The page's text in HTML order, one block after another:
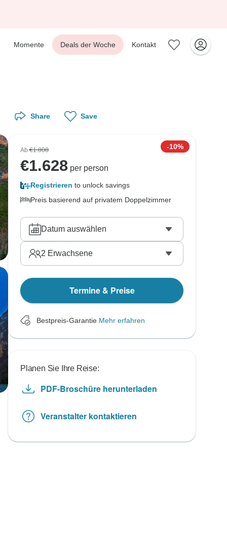
Momente Deals der Woche Kontakt
Share Save
Ab€1.808 -10%
€1.628 per person
Registrieren to unlock savings
Preis basierend auf privatem Doppelzimmer
Datum auswählen
2 Erwachsene
Termine & Preise
Bestpreis-Garantie Mehr erfahren
Planen Sie Ihre Reise:
PDF-Broschüre herunterladen
Veranstalter kontaktieren